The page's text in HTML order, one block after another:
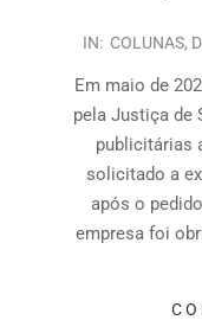
IN: COLUNAS,
Em maio de
pela Justiça de
publicitárias
solicitado a
após o
empresa foi